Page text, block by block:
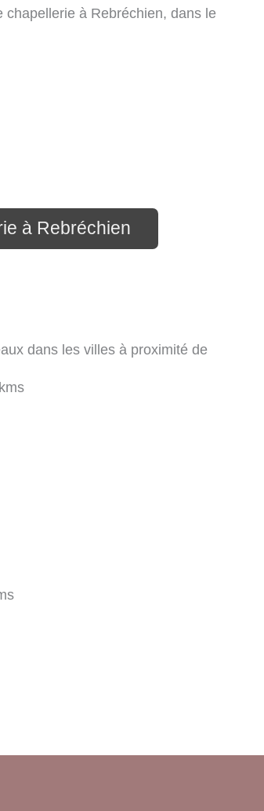
à Rebréchien, dans le
à Rebréchien
dans les villes à proximité de